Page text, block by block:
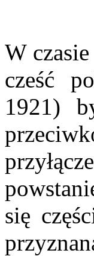
W
cześć
1921)
się